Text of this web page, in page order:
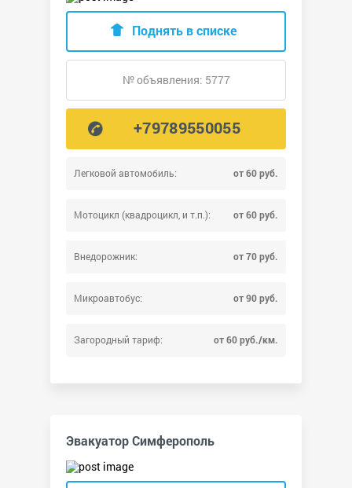
Легковой автомобиль: от 60 руб.
Мотоцикл (квадроцикл, и т.п.): от 60 руб.
Внедорожник: от 70 руб.
Микроавтобус: от 90 руб.
Загородный тариф: от 60 руб./км.
Поднять в списке
№ объявления: 5777
+79789550055
Эвакуатор Симферополь